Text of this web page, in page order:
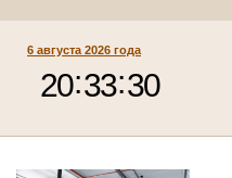
6 августа 2026 года